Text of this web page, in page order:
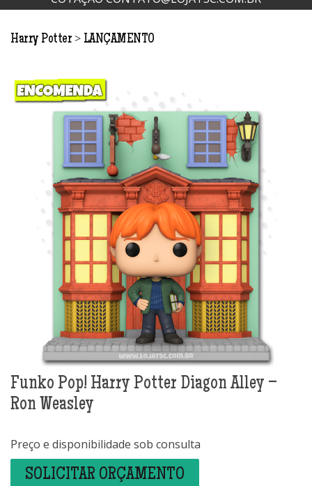
Harry Potter > LANÇAMENTO
Funko Pop! Harry Potter Diagon Alley –
Ron Weasley
Preço e disponibilidade sob consulta
SOLICITAR ORÇAMENTO